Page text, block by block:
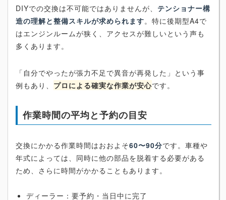
DIYでの交換は不可能ではありませんが、 テンショナー構
造の理解と整備スキルが求められます。特に後期型A4で
はエンジンルームが狭く、アクセスが難しいという声も
多くあります。
「自分でやったが張力不足で異音が再発した」という事
例もあり、 プロによる確実な作業が安心です。
作業時間の平均と予約の目安
交換にかかる作業時間はおおよそ60〜90分です。車種や
年式によっては、同時に他の部品を脱着する必要がある
ため、さらに時間がかかることもあります。
ディーラー：要予約・当日中に完了